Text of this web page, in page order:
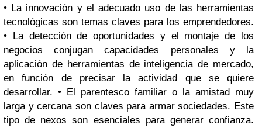
• La innovación y el adecuado uso de las herramientas
tecnológicas son temas claves para los emprendedores.
• La detección de oportunidades y el montaje de los
negocios conjugan capacidades personales y la
aplicación de herramientas de inteligencia de mercado,
en función de precisar la actividad que se quiere
desarrollar. • El parentesco familiar o la amistad muy
larga y cercana son claves para armar sociedades. Este
tipo de nexos son esenciales para generar confianza.